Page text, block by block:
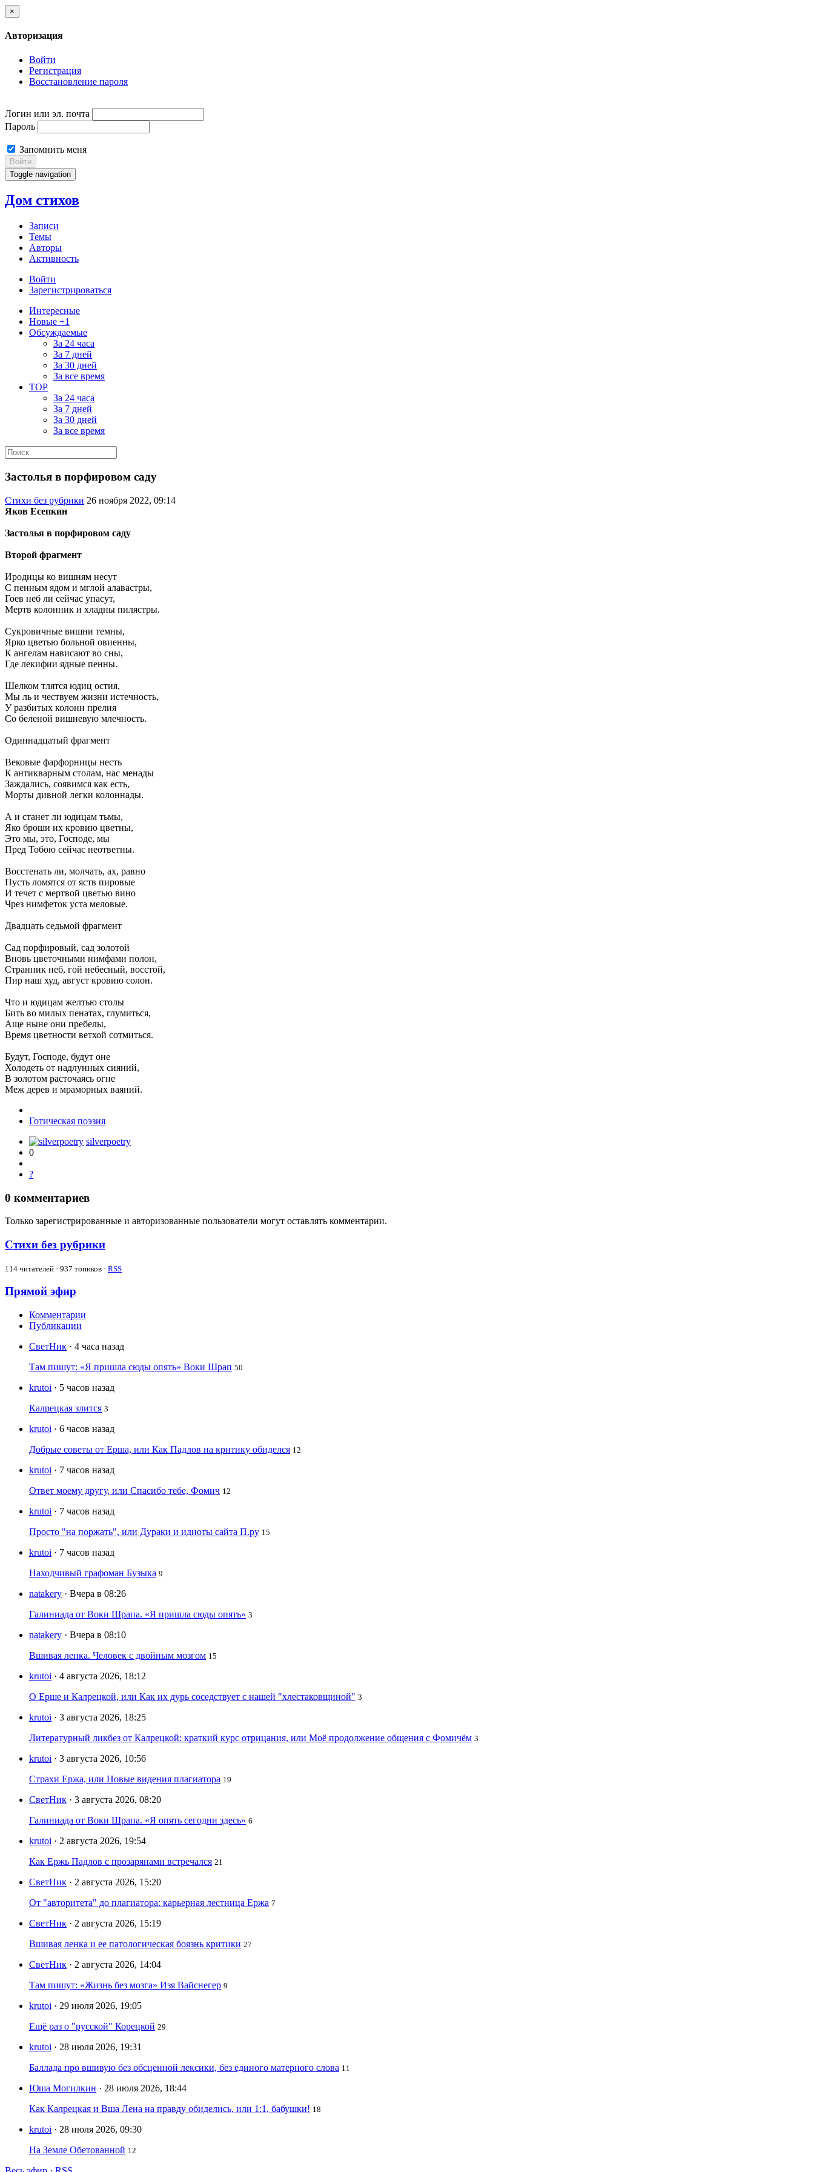
×
Авторизация
Войти
Регистрация
Восстановление пароля
Логин или эл. почта
Пароль
Запомнить меня
Войти
Toggle navigation
Дом стихов
Записи
Темы
Авторы
Активность
Войти
Зарегистрироваться
Интересные
Новые +1
Обсуждаемые
За 24 часа
За 7 дней
За 30 дней
За все время
TOP
За 24 часа
За 7 дней
За 30 дней
За все время
Застолья в порфировом саду
Стихи без рубрики 26 ноября 2022, 09:14
Яков Есепкин
Застолья в порфировом саду
Второй фрагмент
Иродицы ко вишням несут
С пенным ядом и мглой алавастры,
Гоев неб ли сейчас упасут,
Мертв колонник и хладны пилястры.
Сукровичные вишни темны,
Ярко цветью больной овиенны,
К ангелам нависают во сны,
Где лекифии ядные пенны.
Шелком тлятся юдиц остия,
Мы ль и чествуем жизни истечность,
У разбитых колонн прелия
Со беленой вишневую млечность.
Одиннадцатый фрагмент
Вековые фарфорницы несть
К антикварным столам, нас менады
Заждались, соявимся как есть,
Морты дивной легки колоннады.
А и станет ли юдицам тьмы,
Яко броши их кровию цветны,
Это мы, это, Господе, мы
Пред Тобою сейчас неответны.
Восстенать ли, молчать, ах, равно
Пусть ломятся от яств пировые
И течет с мертвой цветью вино
Чрез нимфеток уста меловые.
Двадцать седьмой фрагмент
Сад порфировый, сад золотой
Вновь цветочными нимфами полон,
Странник неб, гой небесный, восстой,
Пир наш худ, август кровию солон.
Что и юдицам желтью столы
Бить во милых пенатах, глумиться,
Аще ныне они пребелы,
Время цветности ветхой сотмиться.
Будут, Господе, будут оне
Холодеть от надлунных сияний,
В золотом расточаясь огне
Меж дерев и мраморных ваяний.
Готическая поэзия
silverpoetry
0
?
0 комментариев
Только зарегистрированные и авторизованные пользователи могут оставлять комментарии.
Стихи без рубрики
114 читателей · 937 топиков · RSS
Прямой эфир
Комментарии
Публикации
СветНик · 4 часа назад
Там пишут: «Я пришла сюды опять» Воки Шрап 50
krutoi · 5 часов назад
Калрецкая злится 3
krutoi · 6 часов назад
Добрые советы от Ерша, или Как Падлов на критику обиделся 12
krutoi · 7 часов назад
Ответ моему другу, или Спасибо тебе, Фомич 12
krutoi · 7 часов назад
Просто "на поржать", или Дураки и идиоты сайта П.ру 15
krutoi · 7 часов назад
Находчивый графоман Бузыка 9
natakery · Вчера в 08:26
Галиниада от Воки Шрапа. «Я пришла сюды опять» 3
natakery · Вчера в 08:10
Вшивая ленка. Человек с двойным мозгом 15
krutoi · 4 августа 2026, 18:12
О Ерше и Калрецкой, или Как их дурь соседствует с нашей "хлестаковщиной" 3
krutoi · 3 августа 2026, 18:25
Литературный ликбез от Калрецкой: краткий курс отрицания, или Моё продолжение общения с Фомичём 3
krutoi · 3 августа 2026, 10:56
Страхи Ержа, или Новые видения плагиатора 19
СветНик · 3 августа 2026, 08:20
Галиниада от Воки Шрапа. «Я опять сегодни здесь» 6
krutoi · 2 августа 2026, 19:54
Как Ержь Падлов с прозарянами встречался 21
СветНик · 2 августа 2026, 15:20
От "авторитета" до плагиатора: карьерная лестница Ержа 7
СветНик · 2 августа 2026, 15:19
Вшивая ленка и ее патологическая боязнь критики 27
СветНик · 2 августа 2026, 14:04
Там пишут: «Жизнь без мозга» Изя Вайснегер 9
krutoi · 29 июля 2026, 19:05
Ещё раз о "русской" Корецкой 29
krutoi · 28 июля 2026, 19:31
Баллада про вшивую без обсценной лексики, без единого матерного слова 11
Юша Могилкин · 28 июля 2026, 18:44
Как Калрецкая и Вша Лена на правду обиделись, или 1:1, бабушки! 18
krutoi · 28 июля 2026, 09:30
На Земле Обетованной 12